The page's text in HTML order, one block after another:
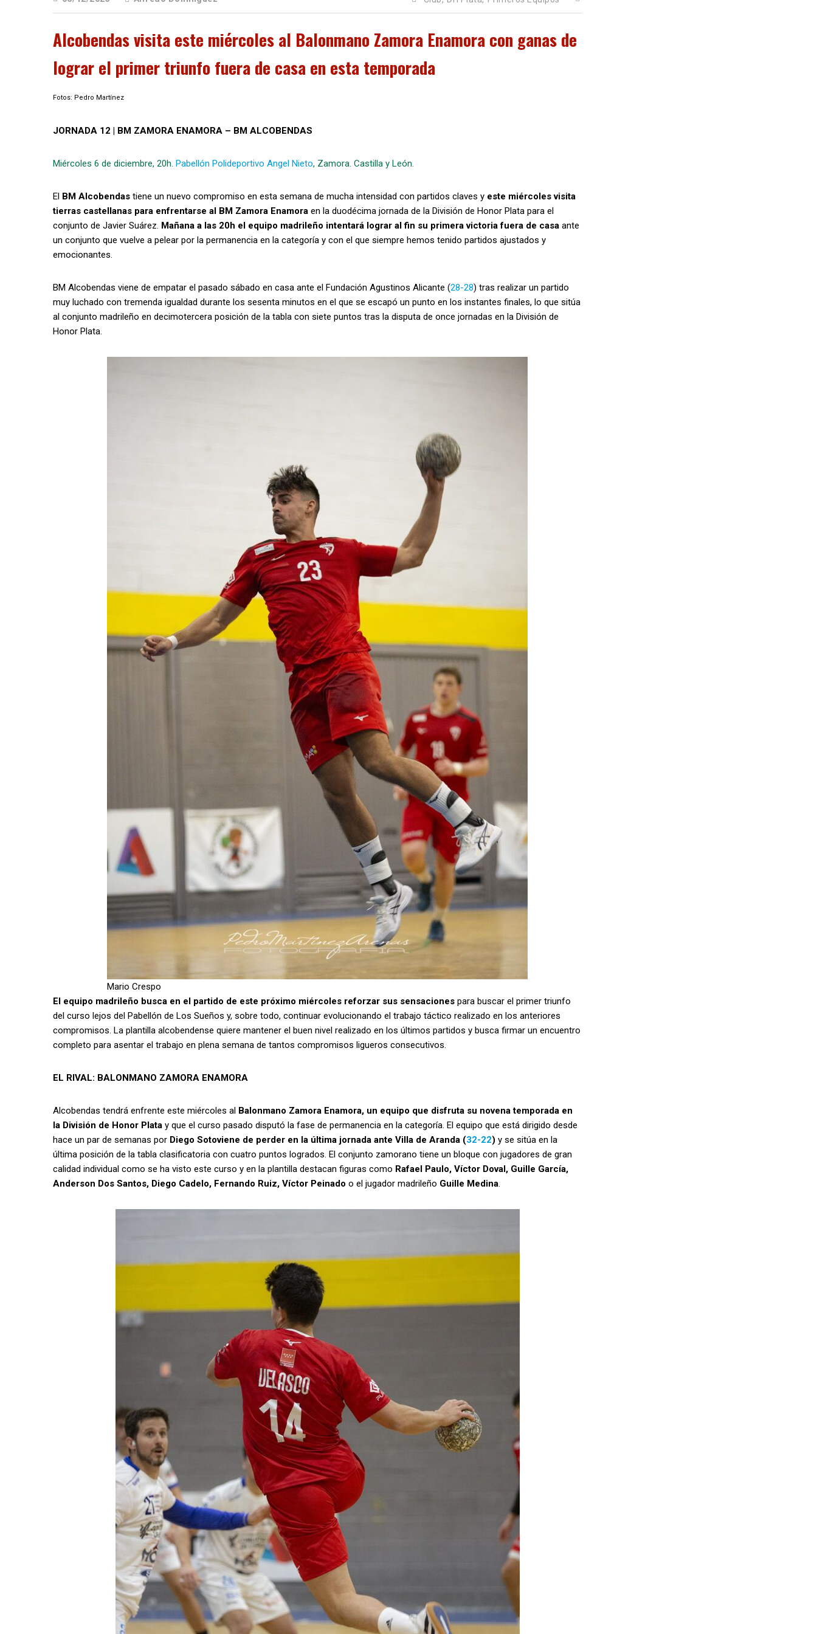
Alcobendas visita este miércoles al Balonmano Zamora Enamora con ganas de
lograr el primer triunfo fuera de casa en esta temporada
Fotos: Pedro Martínez
JORNADA 12 | BM ZAMORA ENAMORA – BM ALCOBENDAS
Miércoles 6 de diciembre, 20h. Pabellón Polideportivo Angel Nieto, Zamora. Castilla y León.
El BM Alcobendas tiene un nuevo compromiso en esta semana de mucha intensidad con partidos claves y este miércoles visita
tierras castellanas para enfrentarse al BM Zamora Enamora en la duodécima jornada de la División de Honor Plata para el
conjunto de Javier Suárez. Mañana a las 20h el equipo madrileño intentará lograr al fin su primera victoria fuera de casa ante
un conjunto que vuelve a pelear por la permanencia en la categoría y con el que siempre hemos tenido partidos ajustados y
emocionantes.
BM Alcobendas viene de empatar el pasado sábado en casa ante el Fundación Agustinos Alicante (28-28) tras realizar un partido
muy luchado con tremenda igualdad durante los sesenta minutos en el que se escapó un punto en los instantes finales, lo que sitúa
al conjunto madrileño en decimotercera posición de la tabla con siete puntos tras la disputa de once jornadas en la División de
Honor Plata.
Mario Crespo
El equipo madrileño busca en el partido de este próximo miércoles reforzar sus sensaciones para buscar el primer triunfo
del curso lejos del Pabellón de Los Sueños y, sobre todo, continuar evolucionando el trabajo táctico realizado en los anteriores
compromisos. La plantilla alcobendense quiere mantener el buen nivel realizado en los últimos partidos y busca firmar un encuentro
completo para asentar el trabajo en plena semana de tantos compromisos ligueros consecutivos.
EL RIVAL: BALONMANO ZAMORA ENAMORA
Alcobendas tendrá enfrente este miércoles al Balonmano Zamora Enamora, un equipo que disfruta su novena temporada en
la División de Honor Plata y que el curso pasado disputó la fase de permanencia en la categoría. El equipo que está dirigido desde
hace un par de semanas por Diego Sotoviene de perder en la última jornada ante Villa de Aranda (32-22) y se sitúa en la
última posición de la tabla clasificatoria con cuatro puntos logrados. El conjunto zamorano tiene un bloque con jugadores de gran
calidad individual como se ha visto este curso y en la plantilla destacan figuras como Rafael Paulo, Víctor Doval, Guille García,
Anderson Dos Santos, Diego Cadelo, Fernando Ruiz, Víctor Peinado o el jugador madrileño Guille Medina.